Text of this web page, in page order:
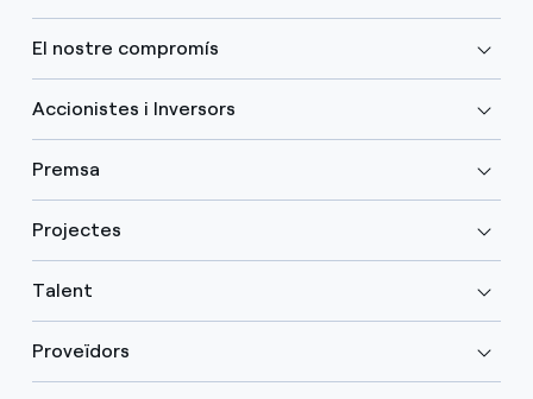
El nostre compromís
Accionistes i Inversors
Premsa
Projectes
Talent
Proveïdors